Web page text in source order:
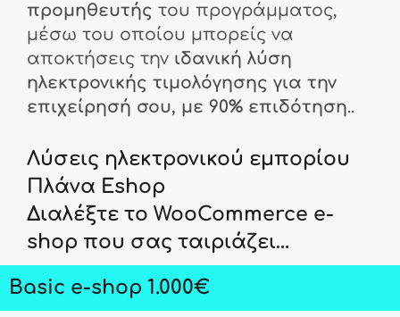
προμηθευτής του προγράμματος,
μέσω του οποίου μπορείς να
αποκτήσεις την ιδανική λύση
ηλεκτρονικής τιμολόγησης για την
επιχείρησή σου, με 90% επιδότηση..
Λύσεις ηλεκτρονικού εμπορίου
Πλάνα Eshop
Διαλέξτε το WooCommerce e-
shop που σας ταιριάζει…
Basic e-shop 1.000€